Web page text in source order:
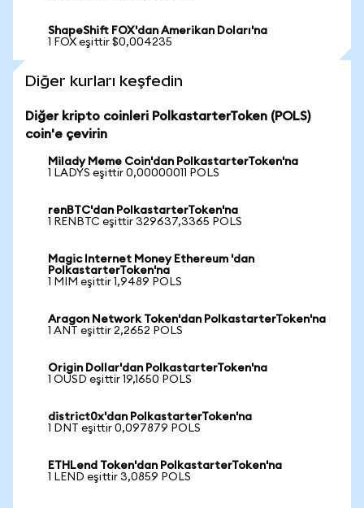
ShapeShift FOX'dan Amerikan Doları'na
1 FOX eşittir $0,004235
Diğer kurları keşfedin
Diğer kripto coinleri PolkastarterToken (POLS)
coin'e çevirin
Milady Meme Coin'dan PolkastarterToken'na
1 LADYS eşittir 0,00000011 POLS
renBTC'dan PolkastarterToken'na
1 RENBTC eşittir 329637,3365 POLS
Magic Internet Money Ethereum 'dan
PolkastarterToken'na
1 MIM eşittir 1,9489 POLS
Aragon Network Token'dan PolkastarterToken'na
1 ANT eşittir 2,2652 POLS
Origin Dollar'dan PolkastarterToken'na
1 OUSD eşittir 19,1650 POLS
district0x'dan PolkastarterToken'na
1 DNT eşittir 0,097879 POLS
ETHLend Token'dan PolkastarterToken'na
1 LEND eşittir 3,0859 POLS